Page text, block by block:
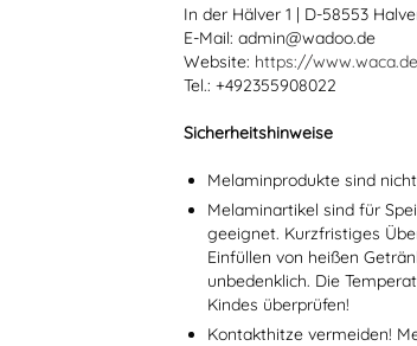
In der Hälver 1 | D-58553
E-Mail: admin@wadoo.de
Website: https://
Tel.: +492355908022
Sicherheitshinweise
Melaminprodukte sind
Melaminartikel sind für
geeignet. Kurzfristiges
Einfüllen von heißen
unbedenklich. Die
Kindes überprüfen!
Kontakthitze vermeiden!